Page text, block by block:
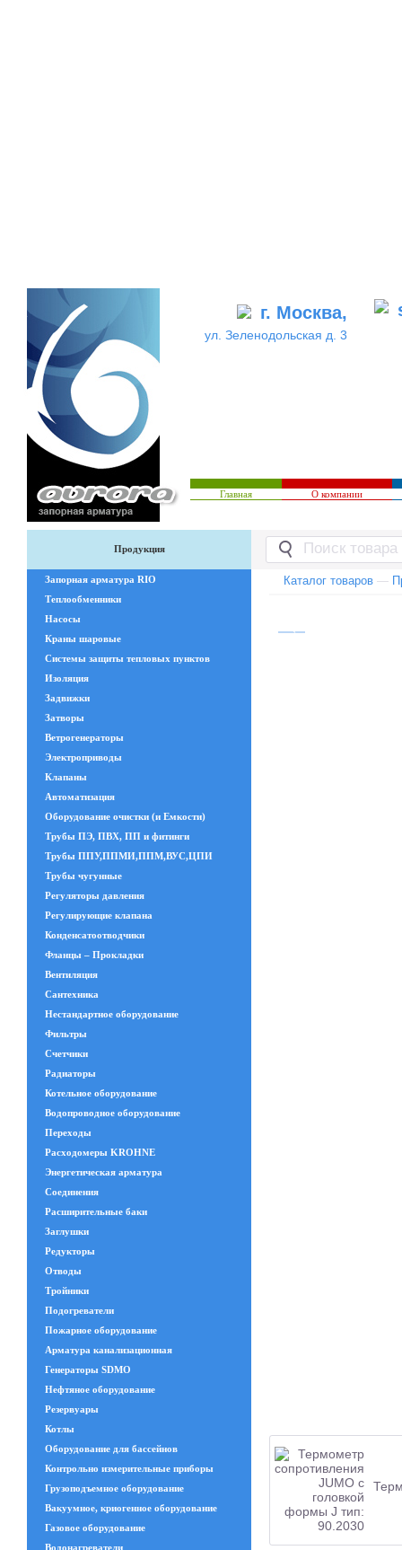
г. Москва,
ул. Зеленодольская д. 3
Главная О компании
Продукция
Запорная арматура RIO
Теплообменники
Насосы
Краны шаровые
Системы защиты тепловых пунктов
Изоляция
Задвижки
Затворы
Ветрогенераторы
Электроприводы
Клапаны
Автоматизация
Оборудование очистки (и Емкости)
Трубы ПЭ, ПВХ, ПП и фитинги
Трубы ППУ,ППМИ,ППМ,ВУС,ЦПИ
Трубы чугунные
Регуляторы давления
Регулирующие клапана
Конденсатоотводчики
Фланцы – Прокладки
Вентиляция
Сантехника
Нестандартное оборудование
Фильтры
Счетчики
Радиаторы
Котельное оборудование
Водопроводное оборудование
Переходы
Расходомеры KROHNE
Энергетическая арматура
Соединения
Расширительные баки
Заглушки
Редукторы
Отводы
Тройники
Подогреватели
Пожарное оборудование
Арматура канализационная
Генераторы SDMO
Нефтяное оборудование
Резервуары
Котлы
Оборудование для бассейнов
Контрольно измерительные приборы
Грузоподъемное оборудование
Вакуумное, криогенное оборудование
Газовое оборудование
Водонагреватели
Каталог товаров —